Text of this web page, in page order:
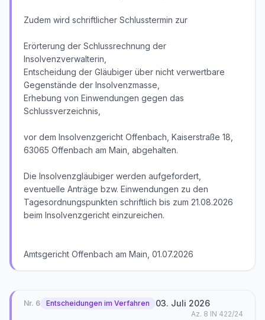
Zudem wird schriftlicher Schlusstermin zur
Erörterung der Schlussrechnung der
Insolvenzverwalterin,
Entscheidung der Gläubiger über nicht verwertbare
Gegenstände der Insolvenzmasse,
Erhebung von Einwendungen gegen das
Schlussverzeichnis,
vor dem Insolvenzgericht Offenbach, Kaiserstraße 18,
63065 Offenbach am Main, abgehalten.
Die Insolvenzgläubiger werden aufgefordert,
eventuelle Anträge bzw. Einwendungen zu den
Tagesordnungspunkten schriftlich bis zum 21.08.2026
beim Insolvenzgericht einzureichen.
Amtsgericht Offenbach am Main, 01.07.2026
Nr. 6 Entscheidungen im Verfahren 03. Juli 2026
Az. 8 IN 422/24